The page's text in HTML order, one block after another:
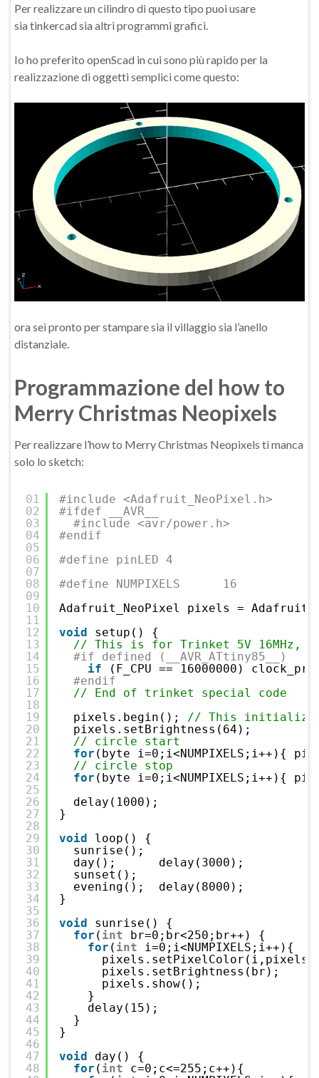
Per realizzare un cilindro di questo tipo puoi usare
sia tinkercad sia altri programmi grafici.
Io ho preferito openScad in cui sono più rapido per la
realizzazione di oggetti semplici come questo:
ora sei pronto per stampare sia il villaggio sia l’anello
distanziale.
Programmazione del how to
Merry Christmas Neopixels
Per realizzare l’how to Merry Christmas Neopixels ti manca
solo lo sketch:
01
02
03
04
05
06
07
08
09
10
11
12
13
14
15
16
17
18
19
20
21
22
23
24
25
26
27
28
29
30
31
32
33
34
35
36
37
38
39
40
41
42
43
44
45
46
47
48
#include <Adafruit_NeoPixel.h>
#ifdef __AVR__
#include <avr/power.h>
#endif
#define pinLED 4
#define NUMPIXELS      16
Adafruit_NeoPixel pixels =
void
setup() {
// This is for Trinket 5V 16MHz,
#if defined (__AVR_ATtiny85__)
if
(F_CPU == 16000000)
#endif
// End of trinket special code
pixels.begin();
// This
pixels.setBrightness(64);
// circle start
for (byte i=0;i<NUMPIXELS;i++){
// circle stop
for (byte i=0;i<NUMPIXELS;i++){
delay(1000);
}
void
loop() {
sunrise();
day();      delay(3000);
sunset();
evening();  delay(8000);
}
void
sunrise() {
for ( int
br=0;br<250;br++) {
for ( int
i=0;i<NUMPIXELS;i++){
pixels.setBrightness(br);
pixels.show();
}
delay(15);
}
}
void
day() {
for ( int
c=0;c<=255;c++){